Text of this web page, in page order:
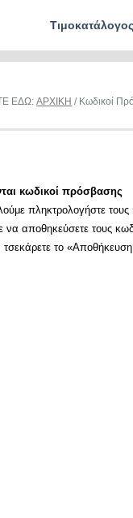
Τιμοκατάλογος
ΕΔΩ:ΑΡΧΙΚΗ / Κωδικοί
κωδικοί πρόσβασης
πληκτρολογήστε
να αποθηκεύσετε τους
τσεκάρετε το